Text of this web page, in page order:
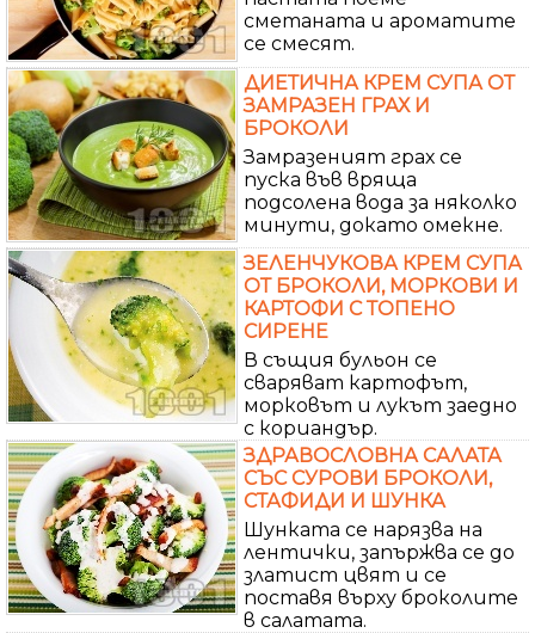
сметаната и ароматите
се смесят.
ДИЕТИЧНА КРЕМ СУПА ОТ
ЗАМРАЗЕН ГРАХ И
БРОКОЛИ
Замразеният грах се
пуска във вряща
подсолена вода за няколко
минути, докато омекне.
ЗЕЛЕНЧУКОВА КРЕМ СУПА
ОТ БРОКОЛИ, МОРКОВИ И
КАРТОФИ С ТОПЕНО
СИРЕНЕ
В същия бульон се
сваряват картофът,
морковът и лукът заедно
с кориандър.
ЗДРАВОСЛОВНА САЛАТА
СЪС СУРОВИ БРОКОЛИ,
СТАФИДИ И ШУНКА
Шунката се нарязва на
лентички, запържва се до
златист цвят и се
поставя върху броколите
в салатата.